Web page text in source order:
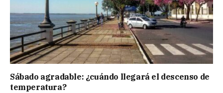
Sábado agradable: ¿cuándo llegará el descenso de
temperatura?